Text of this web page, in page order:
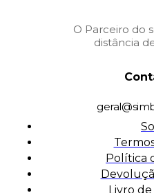
O Parceiro do
distância
Política
Livro